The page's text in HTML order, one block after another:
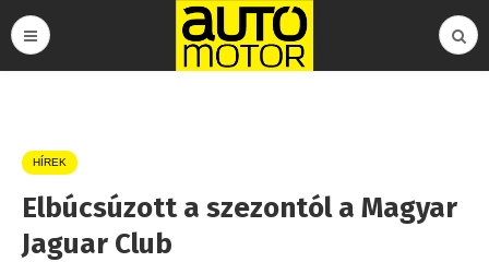
HÍREK
Elbúcsúzott a szezontól a Magyar
Jaguar Club